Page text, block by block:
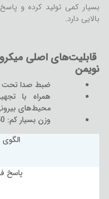
بسیار کمی تولید کرده و
بالایی دارد.
نویمن
ضبط صدا تحت زاویه
همراه با
محیط‌های
وزن بسیار کم: 250 گرم
الگوی
پاسخ